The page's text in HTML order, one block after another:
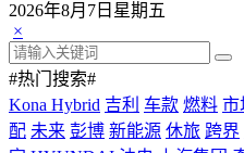
2026年8月7日星期五
×
#热门搜索#
Kona Hybrid 吉利 车款 燃料 市
配 未来 彭博 新能源 休旅 跨界